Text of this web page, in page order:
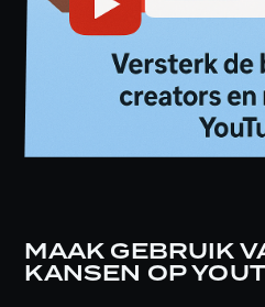
MAAK GEBRUIK
KANSEN OP